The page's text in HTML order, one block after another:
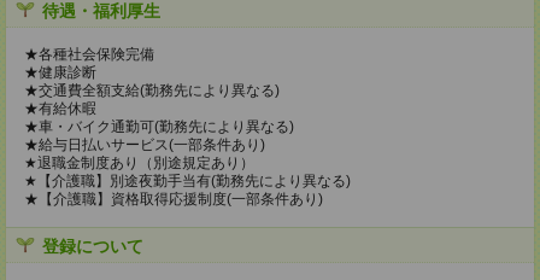
待遇・福利厚生
★各種社会保険完備
★健康診断
★交通費全額支給(勤務先により異なる)
★有給休暇
★車・バイク通勤可(勤務先により異なる)
★給与日払いサービス(一部条件あり)
★退職金制度あり（別途規定あり）
★【介護職】別途夜勤手当有(勤務先により異なる)
★【介護職】資格取得応援制度(一部条件あり)
登録について